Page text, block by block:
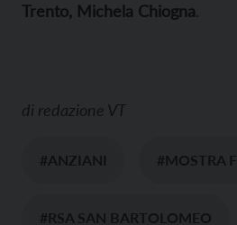
Trento, Michela Chiogna.
di redazione VT
#ANZIANI #MOSTRA
#RSA SAN BARTOLOMEO